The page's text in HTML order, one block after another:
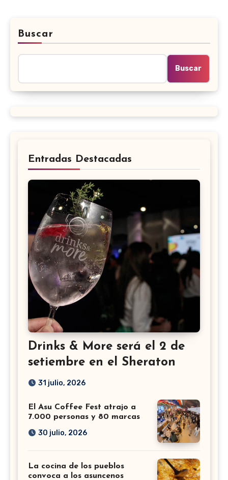
Buscar
Buscar
Entradas Destacadas
Drinks & More será el 2 de
setiembre en el Sheraton
31 julio, 2026
El Asu Coffee Fest atrajo a
7.000 personas y 80 marcas
30 julio, 2026
La cocina de los pueblos
convoca a los asuncenos